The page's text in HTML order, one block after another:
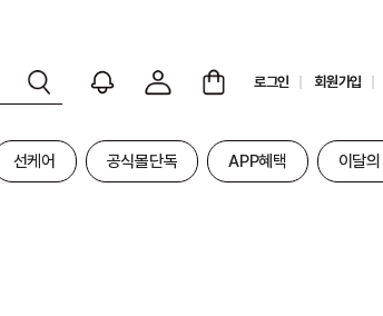
로그인 회원가입
선케어 공식몰단독 APP혜택 이달